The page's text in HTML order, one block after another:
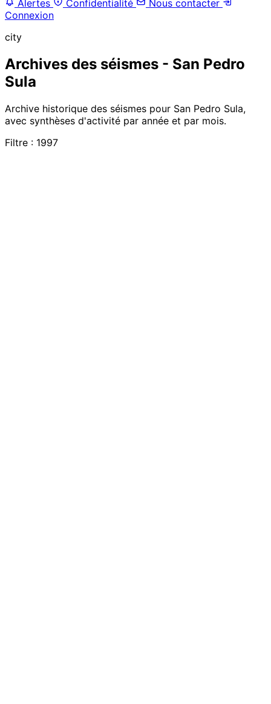
Alertes
Confidentialité
Nous contacter
Connexion
city
Archives des séismes - San Pedro
Sula
Archive historique des séismes pour San Pedro Sula,
avec synthèses d'activité par année et par mois.
Filtre : 1997